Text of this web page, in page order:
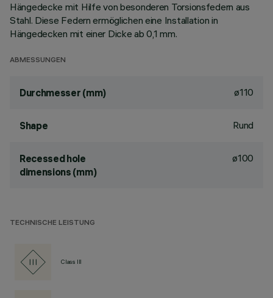
Hängedecke mit Hilfe von besonderen Torsionsfedern aus
Stahl. Diese Federn ermöglichen eine Installation in
Hängedecken mit einer Dicke ab 0,1 mm.
ABMESSUNGEN
Durchmesser (mm) ø110
Shape Rund
Recessed hole
dimensions (mm)
ø100
TECHNISCHE LEISTUNG
Class III